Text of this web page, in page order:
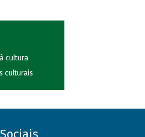
cultura
culturais